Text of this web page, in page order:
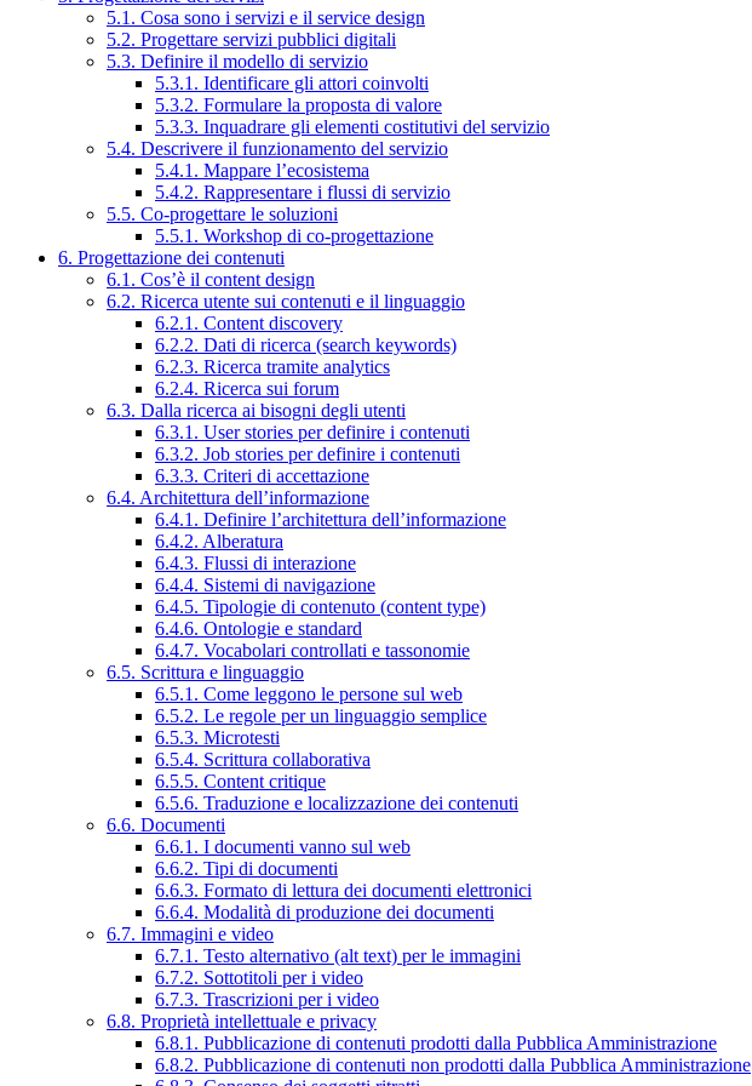
5.1. Cosa sono i servizi e il service design
5.2. Progettare servizi pubblici digitali
5.3. Definire il modello di servizio
5.3.1. Identificare gli attori coinvolti
5.3.2. Formulare la proposta di valore
5.3.3. Inquadrare gli elementi costitutivi del servizio
5.4. Descrivere il funzionamento del servizio
5.4.1. Mappare l’ecosistema
5.4.2. Rappresentare i flussi di servizio
5.5. Co-progettare le soluzioni
5.5.1. Workshop di co-progettazione
6. Progettazione dei contenuti
6.1. Cos’è il content design
6.2. Ricerca utente sui contenuti e il linguaggio
6.2.1. Content discovery
6.2.2. Dati di ricerca (search keywords)
6.2.3. Ricerca tramite analytics
6.2.4. Ricerca sui forum
6.3. Dalla ricerca ai bisogni degli utenti
6.3.1. User stories per definire i contenuti
6.3.2. Job stories per definire i contenuti
6.3.3. Criteri di accettazione
6.4. Architettura dell’informazione
6.4.1. Definire l’architettura dell’informazione
6.4.2. Alberatura
6.4.3. Flussi di interazione
6.4.4. Sistemi di navigazione
6.4.5. Tipologie di contenuto (content type)
6.4.6. Ontologie e standard
6.4.7. Vocabolari controllati e tassonomie
6.5. Scrittura e linguaggio
6.5.1. Come leggono le persone sul web
6.5.2. Le regole per un linguaggio semplice
6.5.3. Microtesti
6.5.4. Scrittura collaborativa
6.5.5. Content critique
6.5.6. Traduzione e localizzazione dei contenuti
6.6. Documenti
6.6.1. I documenti vanno sul web
6.6.2. Tipi di documenti
6.6.3. Formato di lettura dei documenti elettronici
6.6.4. Modalità di produzione dei documenti
6.7. Immagini e video
6.7.1. Testo alternativo (alt text) per le immagini
6.7.2. Sottotitoli per i video
6.7.3. Trascrizioni per i video
6.8. Proprietà intellettuale e privacy
6.8.1. Pubblicazione di contenuti prodotti dalla Pubblica Amministrazione
6.8.2. Pubblicazione di contenuti non prodotti dalla Pubblica Amministrazione